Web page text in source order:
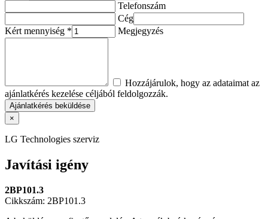
Telefonszám
Cég
Kért mennyiség *
Megjegyzés
Hozzájárulok, hogy az adataimat az
ajánlatkérés kezelése céljából feldolgozzák.
Ajánlatkérés beküldése
×
LG Technologies szerviz
Javítási igény
2BP101.3
Cikkszám: 2BP101.3